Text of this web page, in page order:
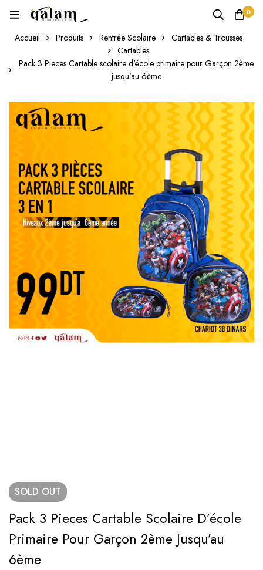
0
Accueil Produits Rentrée Scolaire
Cartables & Trousses
Cartables
Pack 3 Pieces Cartable scolaire d'école primaire pour Garçon 2ème
jusqu’au 6ème
SOLD OUT
Pack 3 Pieces Cartable Scolaire D’école
Primaire Pour Garçon 2ème Jusqu’au
6ème